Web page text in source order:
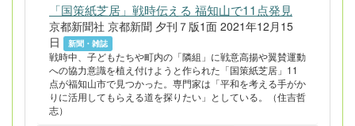
「国策紙芝居」戦時伝える 福知山で11点発見
京都新聞社 京都新聞 夕刊７版1面 2021年12月15
日
新聞・雑誌
戦時中、子どもたちや町内の「隣組」に戦意高揚や翼賛運動
への協力意識を植え付けようと作られた「国策紙芝居」11
点が福知山市で見つかった。専門家は「平和を考える手がか
りに活用してもらえる道を探りたい」としている。（住吉哲
志）